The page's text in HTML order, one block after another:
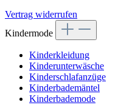
Vertrag widerrufen
Kindermode
Kinderkleidung
Kinderunterwäsche
Kinderschlafanzüge
Kinderbademäntel
Kinderbademode